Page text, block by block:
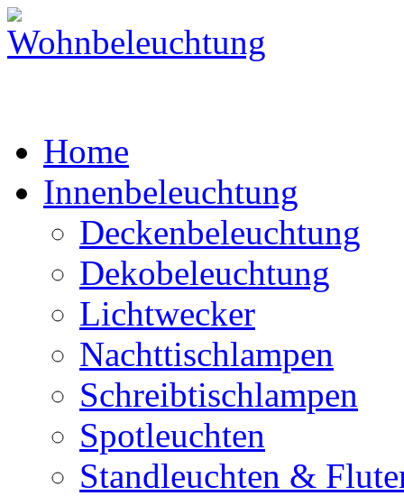
Home
Innenbeleuchtung
Deckenbeleuchtung
Dekobeleuchtung
Lichtwecker
Nachttischlampen
Schreibtischlampen
Spotleuchten
Standleuchten &